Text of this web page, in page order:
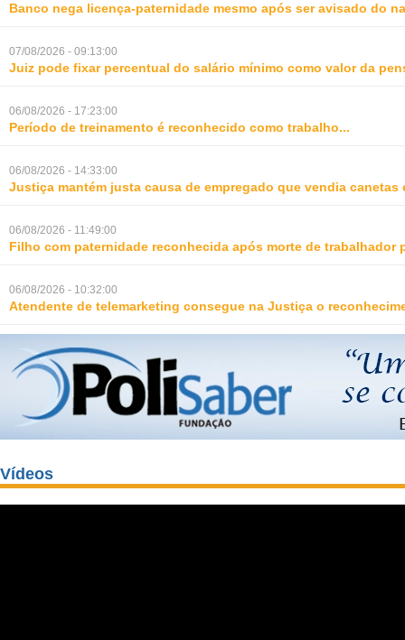
Banco nega licença-paternidade mesmo após ser avisado do
07/08/2026 - 09:13:00
Juiz pode fixar percentual do salário mínimo como valor da
06/08/2026 - 17:23:00
Período de treinamento é reconhecido como trabalho...
06/08/2026 - 14:33:00
Justiça mantém justa causa de empregado que vendia canetas
06/08/2026 - 11:49:00
Filho com paternidade reconhecida após morte de trabalhador
06/08/2026 - 10:32:00
Atendente de telemarketing consegue na Justiça o
Vídeos